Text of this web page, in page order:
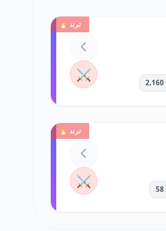
ترند 🔥
⚔️
ترند 🔥
⚔️